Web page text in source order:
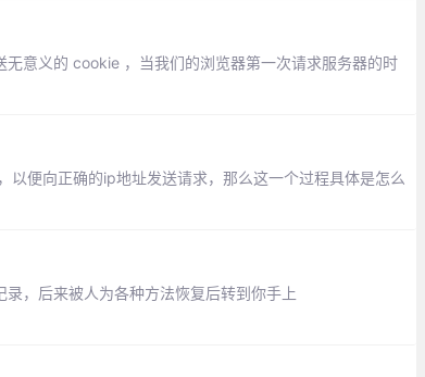
意义的 cookie ，当我们的浏览器第一次请求服务器的时
便向正确的ip地址发送请求，那么这一个过程具体是怎么
，后来被人为各种方法恢复后转到你手上